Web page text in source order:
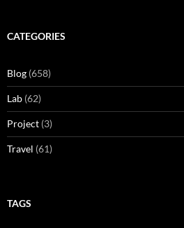
CATEGORIES
Blog (658)
Lab (62)
Project (3)
Travel (61)
TAGS